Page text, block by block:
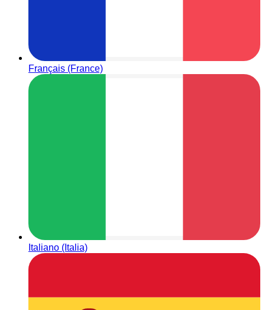
Français (France)
Italiano (Italia)